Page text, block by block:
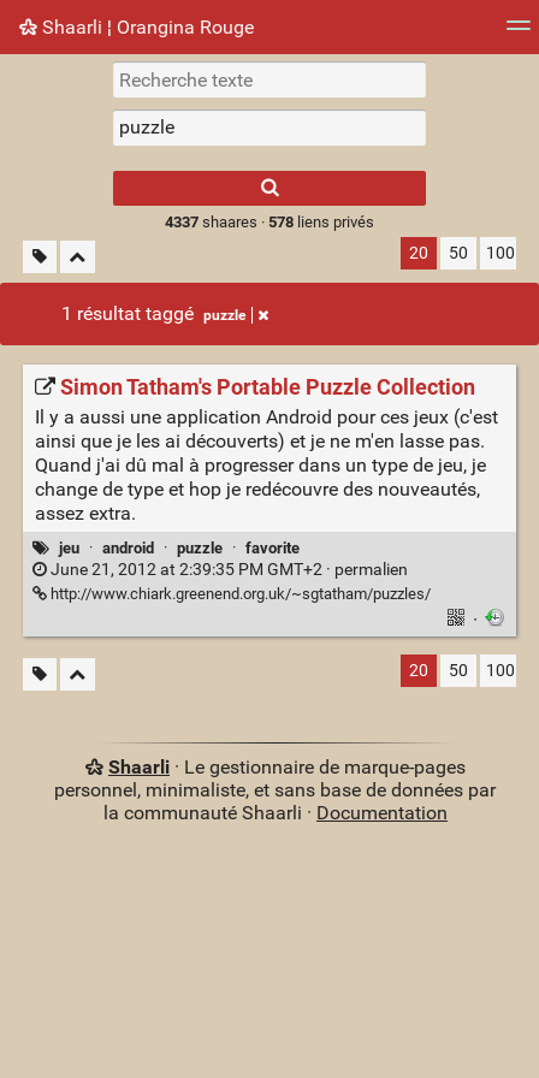
Shaarli ¦ Orangina Rouge
Nuage de tags Mur d'images
results.
4337shaares · 578liens privés
20 50 100
1 résultat taggé puzzle
Simon Tatham's Portable Puzzle Collection
Il y a aussi une application Android pour ces jeux (c'est
ainsi que je les ai découverts) et je ne m'en lasse pas.
Quand j'ai dû mal à progresser dans un type de jeu, je
change de type et hop je redécouvre des nouveautés,
assez extra.
jeu · android · puzzle · favorite
June 21, 2012 at 2:39:35 PM GMT+2 · permalien
http://www.chiark.greenend.org.uk/~sgtatham/puzzles/
·
20 50 100
Shaarli· Le gestionnaire de marque-pages
personnel, minimaliste, et sans base de données par
la communauté Shaarli · Documentation